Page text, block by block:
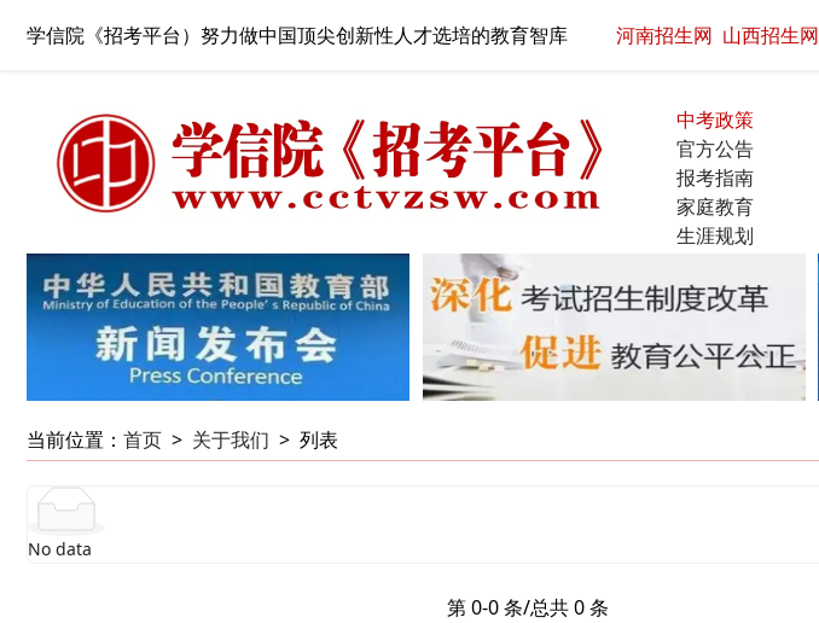
学信院《招考平台）努力做中国顶尖创新性人才选培的教育智库 河南招生网 山西招生网
中考政策
官方公告
报考指南
家庭教育
生涯规划
当前位置： 首页 > 关于我们 > 列表
No data
第 0-0 条/总共 0 条